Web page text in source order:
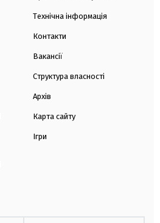
Технічна інформація
Контакти
Вакансії
Структура власності
Архів
Карта сайту
Ігри